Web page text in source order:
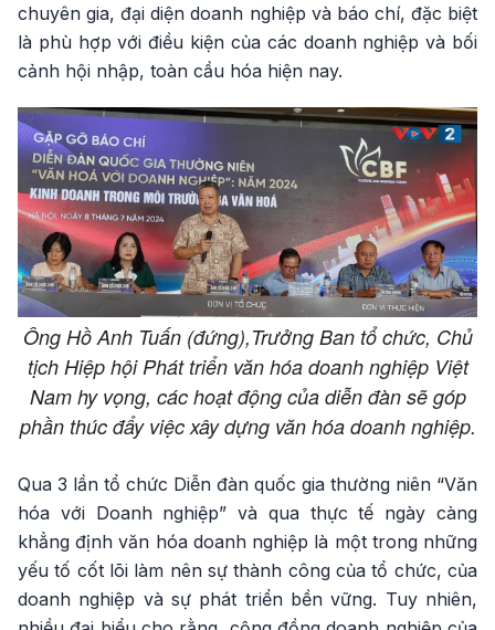
chuyên gia, đại diện doanh nghiệp và báo chí, đặc biệt
là phù hợp với điều kiện của các doanh nghiệp và bối
cảnh hội nhập, toàn cầu hóa hiện nay.
Ông Hồ Anh Tuấn (đứng),Trưởng Ban tổ chức, Chủ
tịch Hiệp hội Phát triển văn hóa doanh nghiệp Việt
Nam hy vọng, các hoạt động của diễn đàn sẽ góp
phần thúc đẩy việc xây dựng văn hóa doanh nghiệp.
Qua 3 lần tổ chức Diễn đàn quốc gia thường niên “Văn
hóa với Doanh nghiệp” và qua thực tế ngày càng
khẳng định văn hóa doanh nghiệp là một trong những
yếu tố cốt lõi làm nên sự thành công của tổ chức, của
doanh nghiệp và sự phát triển bền vững. Tuy nhiên,